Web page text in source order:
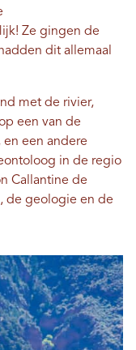
Ze gingen de
dit allemaal
met de rivier,
een van de
en een andere
in de regio
Callantine de
de geologie en de